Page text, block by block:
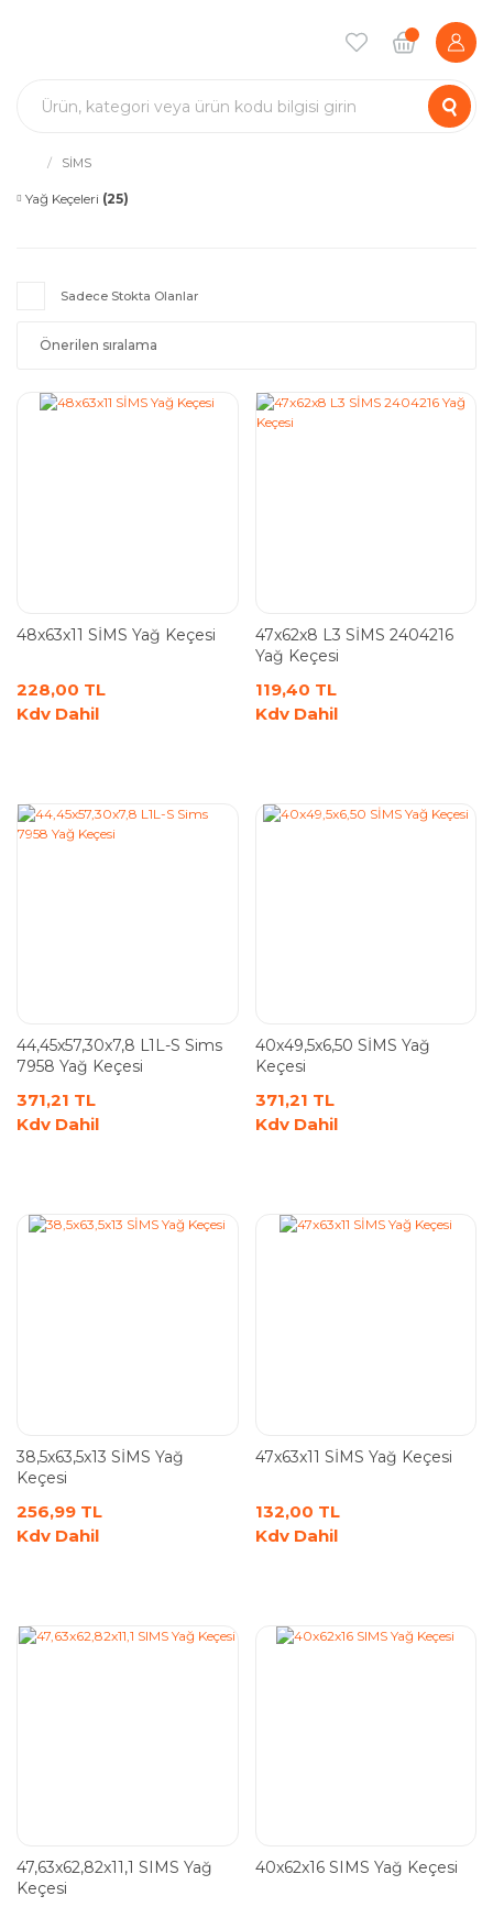
SİMS
Yağ Keçeleri (25)
Sadece Stokta Olanlar
48x63x11 SİMS Yağ Keçesi
228,00 TL
Kdv Dahil
47x62x8 L3 SİMS 2404216
Yağ Keçesi
119,40 TL
Kdv Dahil
44,45x57,30x7,8 L1L-S Sims
7958 Yağ Keçesi
371,21 TL
Kdv Dahil
40x49,5x6,50 SİMS Yağ
Keçesi
371,21 TL
Kdv Dahil
38,5x63,5x13 SİMS Yağ
Keçesi
256,99 TL
Kdv Dahil
47x63x11 SİMS Yağ Keçesi
132,00 TL
Kdv Dahil
47,63x62,82x11,1 SIMS Yağ
Keçesi
40x62x16 SIMS Yağ Keçesi